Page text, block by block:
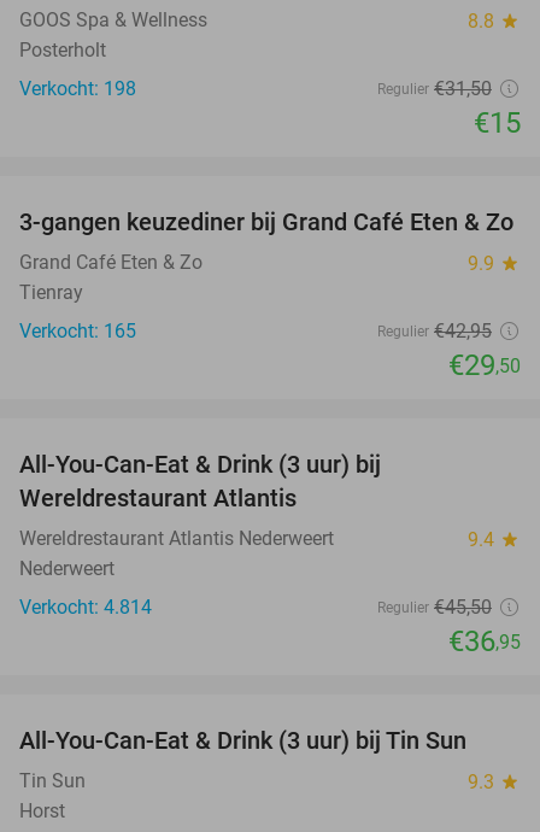
GOOS Spa & Wellness 8.8 star
Posterholt
Verkocht: 198
Regulier €31,50
€15
31%
3-gangen keuzediner bij Grand Café Eten & Zo
Grand Café Eten & Zo 9.9 star
Tienray
Verkocht: 165
Regulier €42,95
€29,50
All-You-Can-Eat & Drink (3 uur) bij
Wereldrestaurant Atlantis
Wereldrestaurant Atlantis Nederweert 9.4 star
Nederweert
Verkocht: 4.814
Regulier €45,50
€36,95
All-You-Can-Eat & Drink (3 uur) bij Tin Sun
Tin Sun 9.3 star
Horst